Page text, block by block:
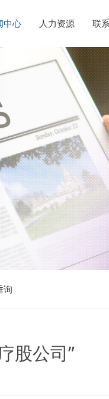
中心 人力资源 联
询
股公司”